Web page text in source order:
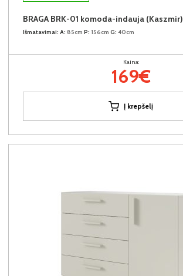
BRAGA BRK-01 komoda-indauja (Kaszmir)
Išmatavimai: A: 85cm P: 156cm G: 40cm
Kaina:
169€
Į krepšelį